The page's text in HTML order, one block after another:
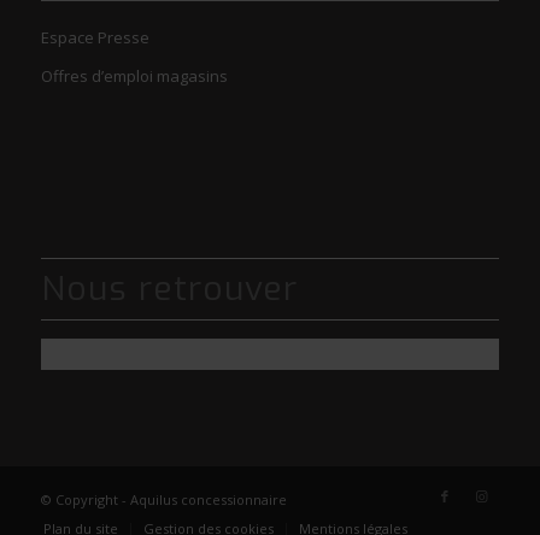
Espace Presse
Offres d’emploi magasins
© Copyright - Aquilus concessionnaire
Plan du site
Gestion des cookies Mentions légales